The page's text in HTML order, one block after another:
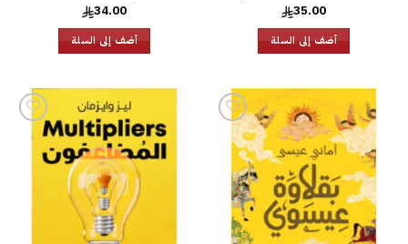
35.00
أضف إلى السلة
34.00
أضف إلى السلة
إضافة
إلى
قائمة
الرغبات